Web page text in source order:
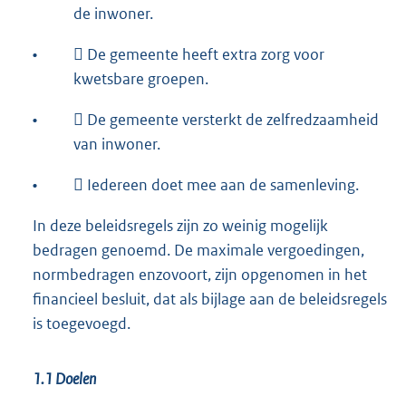
de inwoner.
•
 De gemeente heeft extra zorg voor
kwetsbare groepen.
•
 De gemeente versterkt de zelfredzaamheid
van inwoner.
•  Iedereen doet mee aan de samenleving.
In deze beleidsregels zijn zo weinig mogelijk
bedragen genoemd. De maximale vergoedingen,
normbedragen enzovoort, zijn opgenomen in het
financieel besluit, dat als bijlage aan de beleidsregels
is toegevoegd.
1.1 Doelen